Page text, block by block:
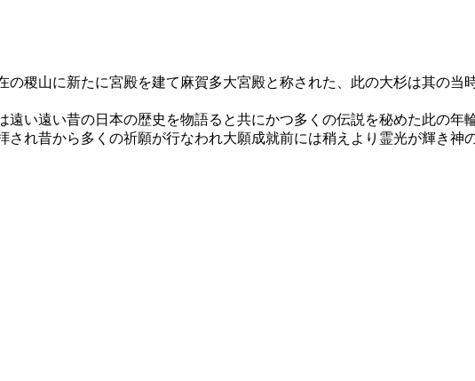
の稷山に新たに宮殿を建て麻賀多大宮殿と称された、此の大杉は其の
い遠い昔の日本の歴史を物語ると共にかつ多くの伝説を秘めた此の年
れ昔から多くの祈願が行なわれ大願成就前には稍えより霊光が輝き神